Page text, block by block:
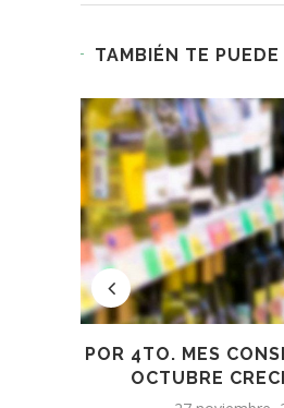
TAMBIÉN TE
POR 4TO. MES
OCTUBRE